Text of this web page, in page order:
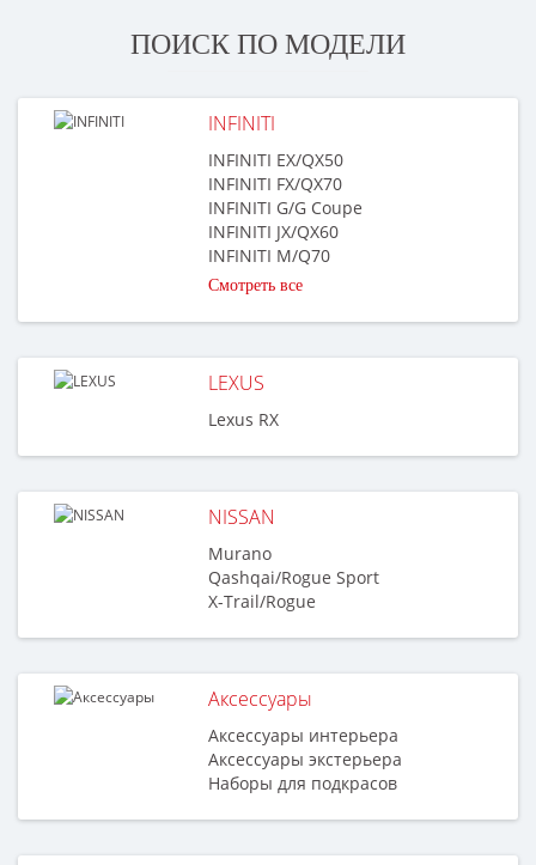
ПОИСК ПО МОДЕЛИ
INFINITI
INFINITI EX/QX50
INFINITI FX/QX70
INFINITI G/G Coupe
INFINITI JX/QX60
INFINITI M/Q70
Смотреть все
LEXUS
Lexus RX
NISSAN
Murano
Qashqai/Rogue Sport
X-Trail/Rogue
Аксессуары
Аксессуары интерьера
Аксессуары экстерьера
Наборы для подкрасов